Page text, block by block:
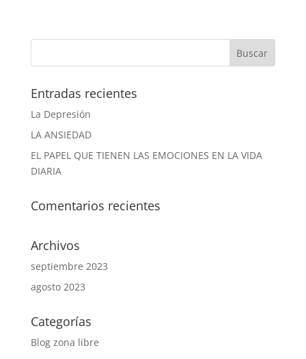
Entradas recientes
La Depresión
LA ANSIEDAD
EL PAPEL QUE TIENEN LAS EMOCIONES EN LA VIDA
DIARIA
Comentarios recientes
Archivos
septiembre 2023
agosto 2023
Categorías
Blog zona libre